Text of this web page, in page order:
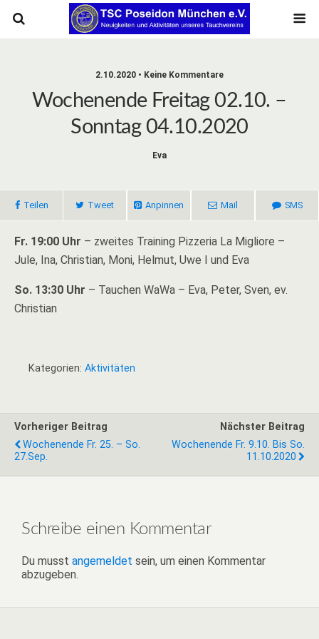
2.10.2020 • Keine Kommentare
Wochenende Freitag 02.10. –
Sonntag 04.10.2020
Eva
Teilen Tweet Anpinnen Mail SMS
Fr. 19:00 Uhr – zweites Training Pizzeria La Migliore –
Jule, Ina, Christian, Moni, Helmut, Uwe I und Eva
So. 13:30 Uhr – Tauchen WaWa – Eva, Peter, Sven, ev.
Christian
Kategorien: Aktivitäten
Vorheriger Beitrag
Wochenende Fr. 25. – So.
27.Sep.
Nächster Beitrag
Wochenende Fr. 9.10. Bis So.
11.10.2020
Schreibe einen Kommentar
Du musst angemeldet sein, um einen Kommentar
abzugeben.